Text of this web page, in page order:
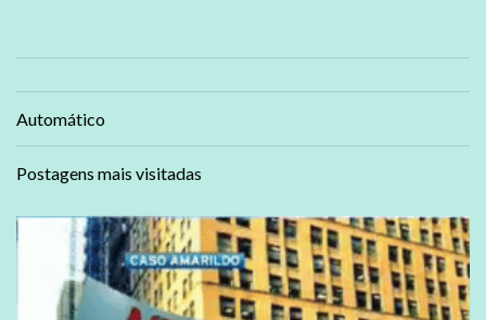
Automático
Postagens mais visitadas